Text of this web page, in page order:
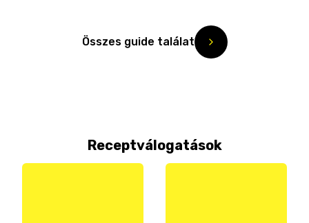
Összes guide találat
Receptválogatások